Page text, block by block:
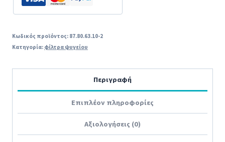
Κωδικός προϊόντος: 87.80.63.10-2
Κατηγορία: φίλτρα ψυγείου
Περιγραφή
Επιπλέον πληροφορίες
Αξιολογήσεις (0)